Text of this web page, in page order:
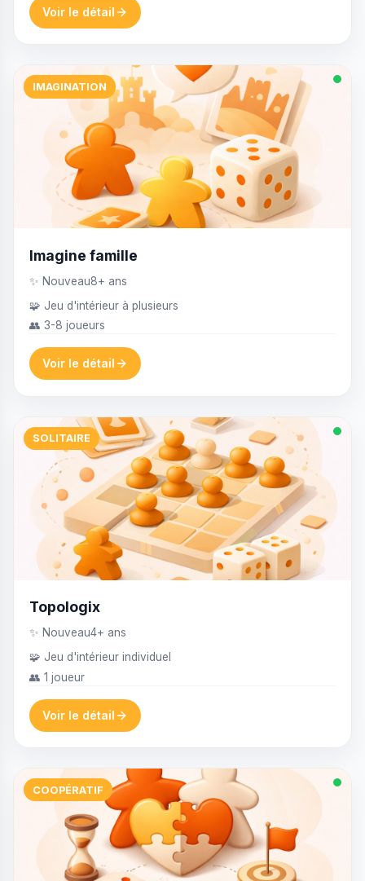
Voir le détail
IMAGINATION
Imagine famille
✨ Nouveau8+ ans
🧩 Jeu d'intérieur à plusieurs
👥 3-8 joueurs
Voir le détail
SOLITAIRE
Topologix
✨ Nouveau4+ ans
🧩 Jeu d'intérieur individuel
👥 1 joueur
Voir le détail
COOPÉRATIF